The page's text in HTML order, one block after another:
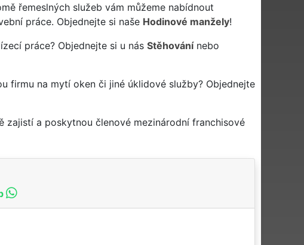
řemeslných služeb vám můžeme nabídnout
práce. Objednejte si naše Hodinové manžely!
práce? Objednejte si u nás Stěhovánínebo
firmu na mytí oken či jiné úklidové služby? Objednejte
zajistí a poskytnou členové mezinárodní franchisové